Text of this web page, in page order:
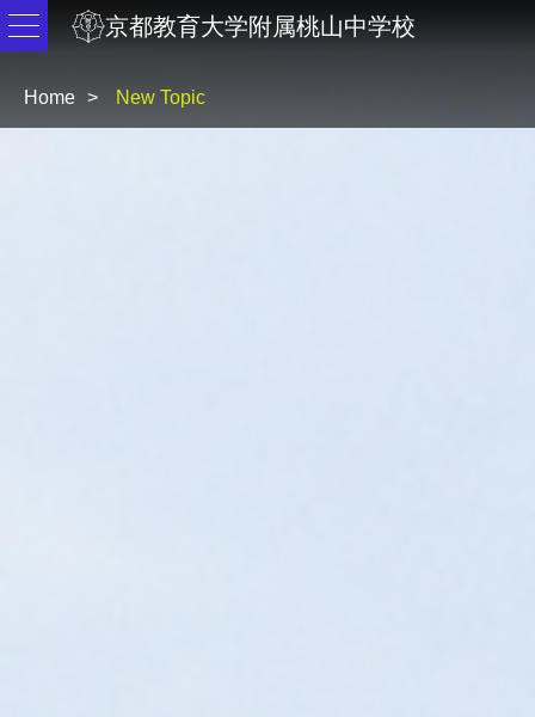
京都教育大学附属桃山中学校
Home New Topic